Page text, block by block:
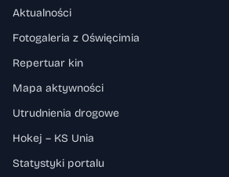
Aktualności
Fotogaleria z Oświęcimia
Repertuar kin
Mapa aktywności
Utrudnienia drogowe
Hokej – KS Unia
Statystyki portalu